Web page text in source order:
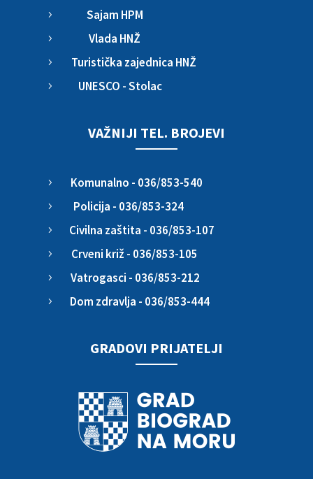
5 Sajam HPM
5 Vlada HNŽ
5 Turistička zajednica HNŽ
5 UNESCO - Stolac
VAŽNIJI TEL. BROJEVI
5 Komunalno - 036/853-540
5 Policija - 036/853-324
5 Civilna zaštita - 036/853-107
5 Crveni križ - 036/853-105
5 Vatrogasci - 036/853-212
5 Dom zdravlja - 036/853-444
GRADOVI PRIJATELJI